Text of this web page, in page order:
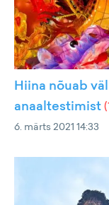
Hiina nõuab
anaaltestimist(
6. märts 2021 14:33